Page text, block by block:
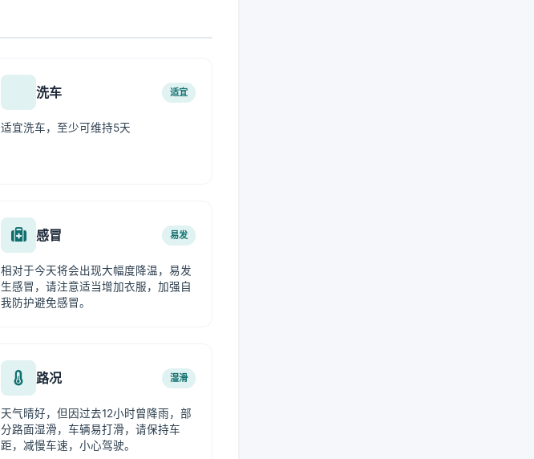
洗车 适宜
适宜洗车，至少可维持5天
感冒 易发
相对于今天将会出现大幅度降温，易发
生感冒，请注意适当增加衣服，加强自
我防护避免感冒。
路况 湿滑
天气晴好，但因过去12小时曾降雨，部
分路面湿滑，车辆易打滑，请保持车
距，减慢车速，小心驾驶。